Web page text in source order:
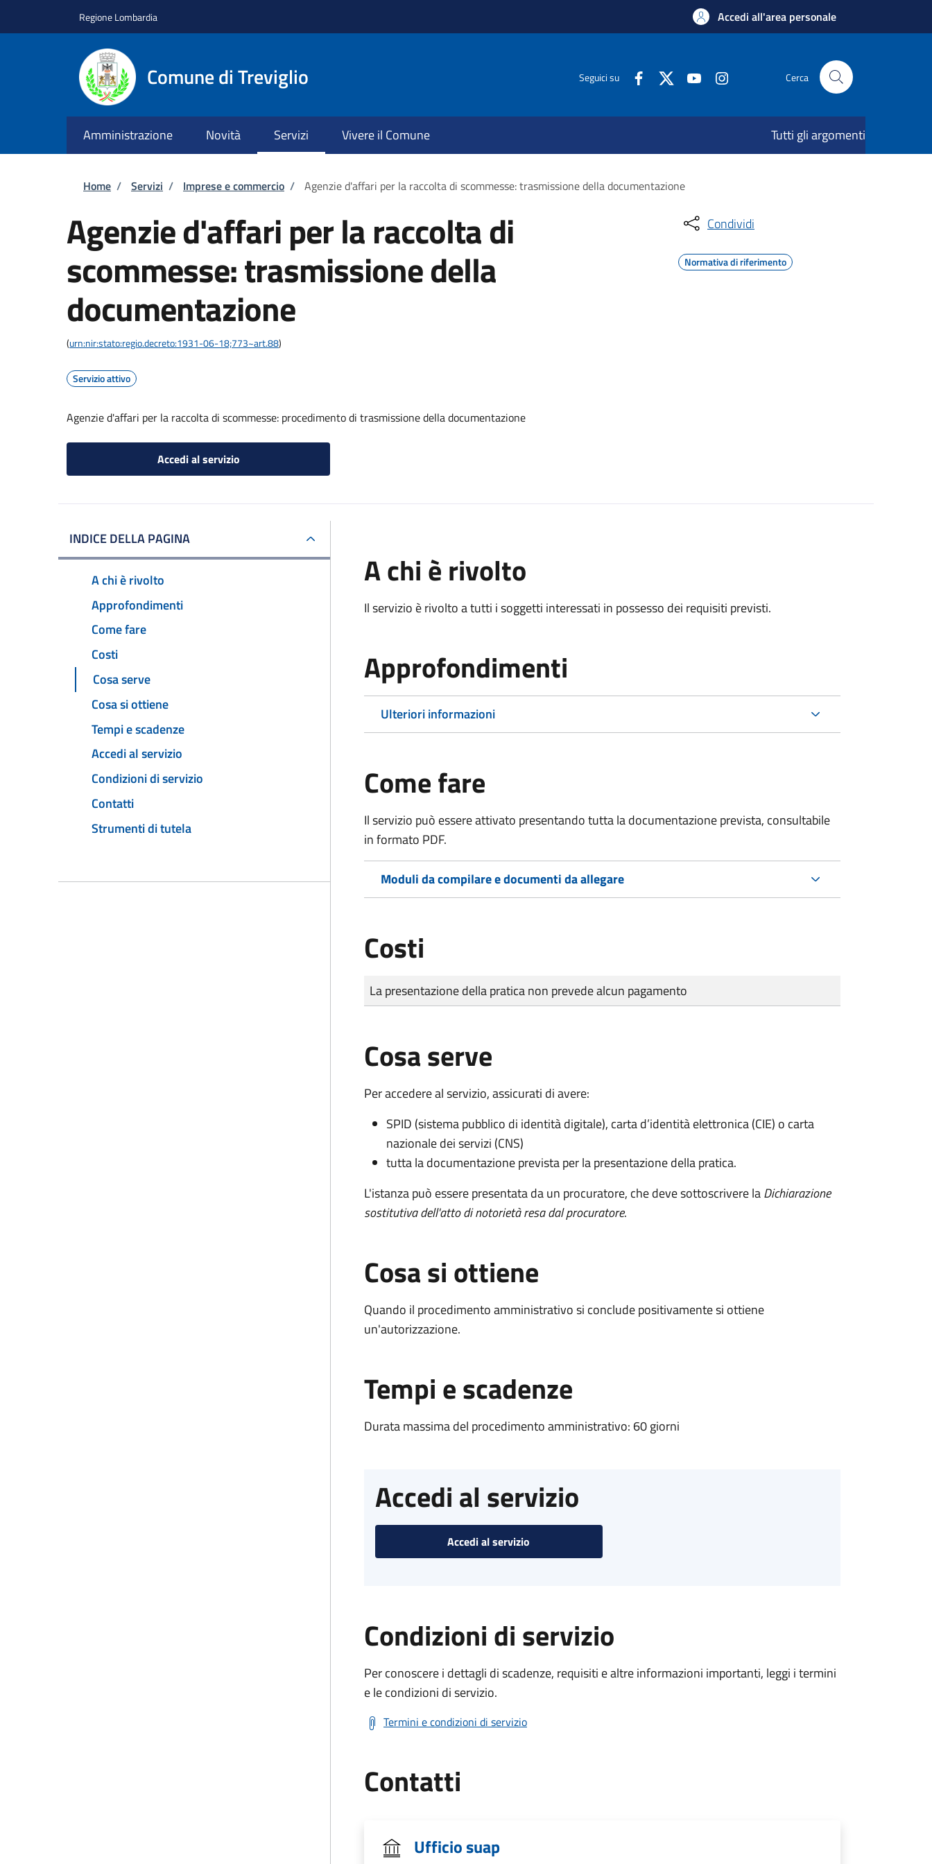
Regione Lombardia Accedi all'area personale
Comune di Treviglio Seguici su Cerca
Amministrazione Novità Servizi Vivere il Comune Tutti gli argomenti
Briciole di pane
Home / Servizi / Imprese e commercio / Agenzie d'affari per la raccolta di scommesse: trasmissione della documentazione
Agenzie d'affari per la raccolta di
scommesse: trasmissione della
documentazione
(urn:nir:stato:regio.decreto:1931-06-18;773~art.88)
Servizio attivo
Agenzie d'affari per la raccolta di scommesse: procedimento di trasmissione della documentazione
Accedi al servizio
Condividi
Normativa di riferimento
INDICE DELLA PAGINA
A chi è rivolto
Approfondimenti
Come fare
Costi
Cosa serve
Cosa si ottiene
Tempi e scadenze
Accedi al servizio
Condizioni di servizio
Contatti
Strumenti di tutela
A chi è rivolto
Il servizio è rivolto a tutti i soggetti interessati in possesso dei requisiti previsti.
Approfondimenti
Ulteriori informazioni
Come fare
Il servizio può essere attivato presentando tutta la documentazione prevista, consultabile
in formato PDF.
Moduli da compilare e documenti da allegare
Costi
Tipo di pagamento
Importo
La presentazione della pratica non prevede alcun pagamento
Cosa serve
Per accedere al servizio, assicurati di avere:
SPID (sistema pubblico di identità digitale), carta d’identità elettronica (CIE) o carta
nazionale dei servizi (CNS)
tutta la documentazione prevista per la presentazione della pratica.
L'istanza può essere presentata da un procuratore, che deve sottoscrivere laDichiarazione
sostitutiva dell'atto di notorietà resa dal procuratore.
Cosa si ottiene
Quando il procedimento amministrativo si conclude positivamente si ottiene
un'autorizzazione.
Tempi e scadenze
Durata massima del procedimento amministrativo: 60 giorni
Accedi al servizio
Accedi al servizio
Condizioni di servizio
Per conoscere i dettagli di scadenze, requisiti e altre informazioni importanti, leggi i termini
e le condizioni di servizio.
Termini e condizioni di servizio
Contatti
Ufficio suap